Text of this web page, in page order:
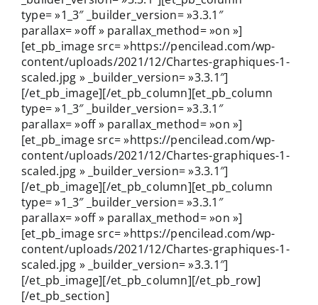
type= »1_3″ _builder_version= »3.3.1″
parallax= »off » parallax_method= »on »]
[et_pb_image src= »https://pencilead.com/wp-
content/uploads/2021/12/Chartes-graphiques-1-
scaled.jpg » _builder_version= »3.3.1″]
[/et_pb_image][/et_pb_column][et_pb_column
type= »1_3″ _builder_version= »3.3.1″
parallax= »off » parallax_method= »on »]
[et_pb_image src= »https://pencilead.com/wp-
content/uploads/2021/12/Chartes-graphiques-1-
scaled.jpg » _builder_version= »3.3.1″]
[/et_pb_image][/et_pb_column][et_pb_column
type= »1_3″ _builder_version= »3.3.1″
parallax= »off » parallax_method= »on »]
[et_pb_image src= »https://pencilead.com/wp-
content/uploads/2021/12/Chartes-graphiques-1-
scaled.jpg » _builder_version= »3.3.1″]
[/et_pb_image][/et_pb_column][/et_pb_row]
[/et_pb_section]